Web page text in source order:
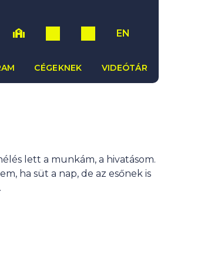
EN
CÉGEKNEK VIDEÓTÁR
lett a munkám, a hivatásom.
ha süt a nap, de az esőnek is